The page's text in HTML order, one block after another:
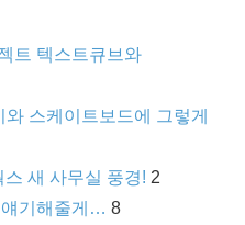
트 텍스트큐브와
와 스케이트보드에 그렇게
새 사무실 풍경! 2
얘기해줄게… 8